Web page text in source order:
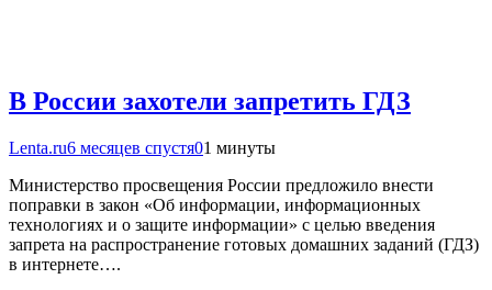
В России захотели запретить ГДЗ
Lenta.ru6 месяцев спустя01 минуты
Министерство просвещения России предложило внести
поправки в закон «Об информации, информационных
технологиях и о защите информации» с целью введения
запрета на распространение готовых домашних заданий (ГДЗ)
в интернете….